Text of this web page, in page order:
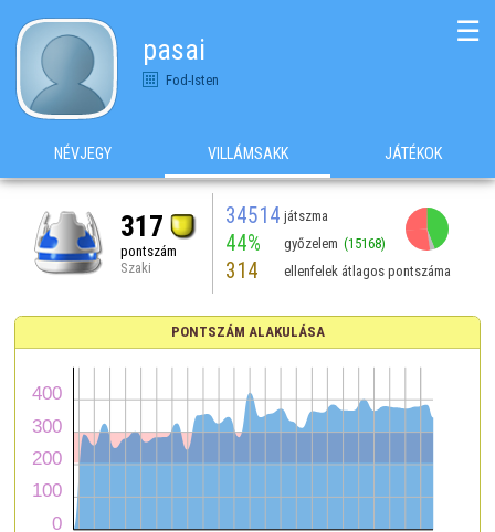
pasai
Fod-Isten
☰
NÉVJEGY VILLÁMSAKK JÁTÉKOK
317
pontszám
Szaki
34514 játszma
44% győzelem (15168)
314 ellenfelek átlagos pontszáma
PONTSZÁM ALAKULÁSA